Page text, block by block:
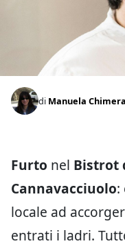
di Manuela Chimera
Furto nel Bistrot
Cannavacciuolo:
locale ad
entrati i ladri.